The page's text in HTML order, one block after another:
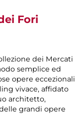
Fori
dei Mercati
semplice ed
opere eccezionali
vivace, affidato
architetto,
grandi opere